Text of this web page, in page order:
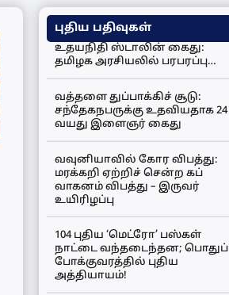
புதிய பதிவுகள்
உதயநிதி ஸ்டாலின் கைது:
தமிழக அரசியலில் பரபரப்பு…
வத்தளை துப்பாக்கிச் சூடு:
சந்தேகநபருக்கு உதவியதாக 24
வயது இளைஞர் கைது
வவுனியாவில் கோர விபத்து:
மரக்கறி ஏற்றிச் சென்ற கப்
வாகனம் விபத்து – இருவர்
உயிரிழப்பு
104 புதிய ‘மெட்ரோ’ பஸ்கள்
நாட்டை வந்தடைந்தன; பொதுப்
போக்குவரத்தில் புதிய
அத்தியாயம்!